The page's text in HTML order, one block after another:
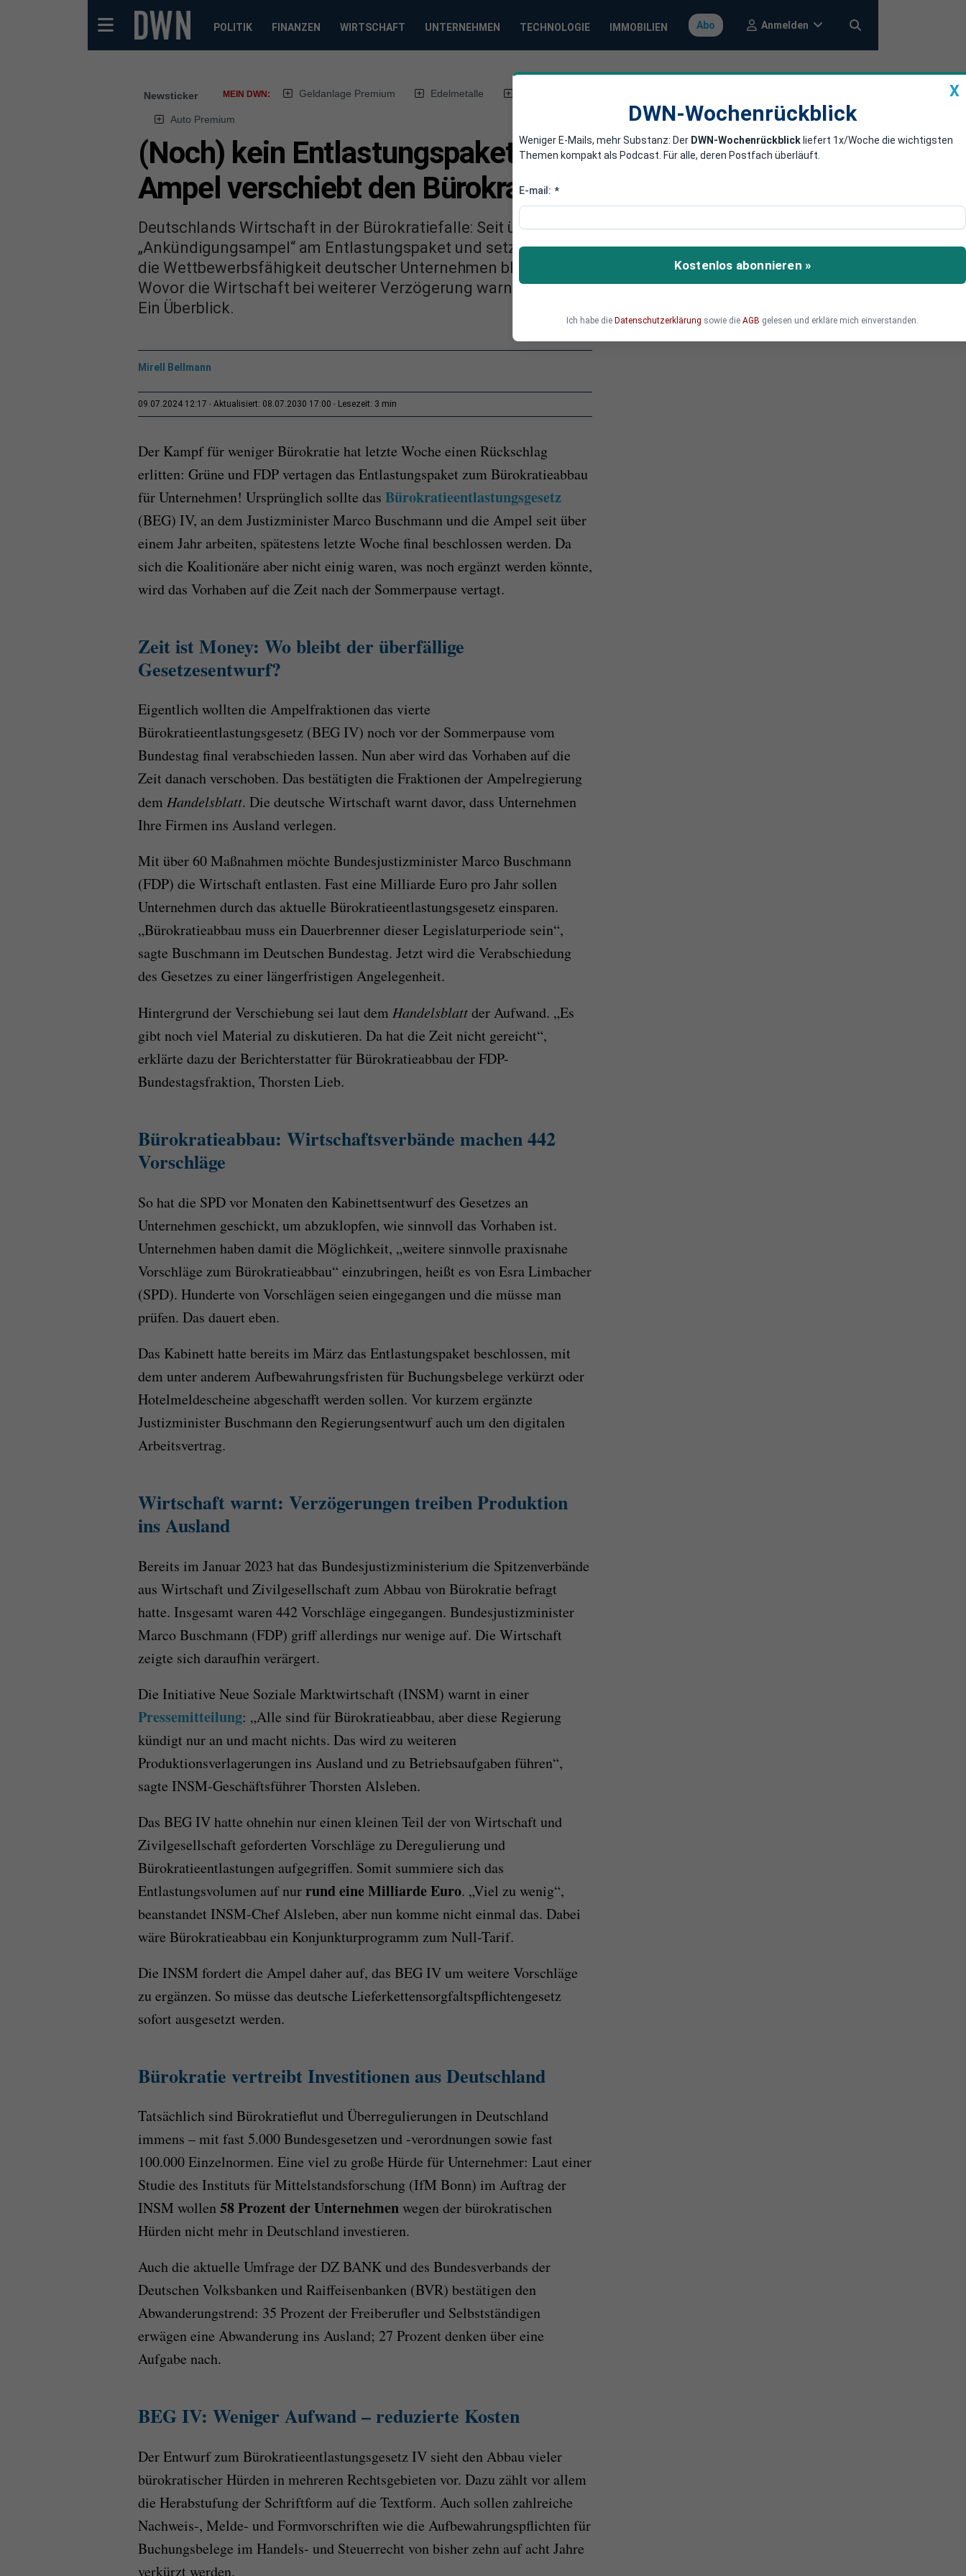
POLITIK FINANZEN WIRTSCHAFT UNTERNEHMEN TECHNOLOGIE IMMOBILIEN Abo Anmelden
Newsticker MEIN DWN: Geldanlage Premium Edelmetalle
Auto Premium
(Noch) kein Entlastungspaket für Unternehmer:
Ampel verschiebt den Bürokratieabbau!
Deutschlands Wirtschaft in der Bürokratiefalle: Seit über einem Jahr bastelt die
„Ankündigungsampel“ am Entlastungspaket und setzt nichts um! Während unnötig hohe Hürden
die Wettbewerbsfähigkeit deutscher Unternehmen blockieren und zu Abwanderungen führen.
Wovor die Wirtschaft bei weiterer Verzögerung warnt und um welche Erleichterungen es geht.
Ein Überblick.
Mirell Bellmann
09.07.2024 12:17 Aktualisiert: 08.07.2030 17:00 Lesezeit: 3 min
Der Kampf für weniger Bürokratie hat letzte Woche einen Rückschlag
erlitten: Grüne und FDP vertagen das Entlastungspaket zum Bürokratieabbau
für Unternehmen! Ursprünglich sollte das Bürokratieentlastungsgesetz
(BEG) IV, an dem Justizminister Marco Buschmann und die Ampel seit über
einem Jahr arbeiten, spätestens letzte Woche final beschlossen werden. Da
sich die Koalitionäre aber nicht einig waren, was noch ergänzt werden könnte,
wird das Vorhaben auf die Zeit nach der Sommerpause vertagt.
Zeit ist Money: Wo bleibt der überfällige
Gesetzesentwurf?
Eigentlich wollten die Ampelfraktionen das vierte
Bürokratieentlastungsgesetz (BEG IV) noch vor der Sommerpause vom
Bundestag final verabschieden lassen. Nun aber wird das Vorhaben auf die
Zeit danach verschoben. Das bestätigten die Fraktionen der Ampelregierung
dem Handelsblatt. Die deutsche Wirtschaft warnt davor, dass Unternehmen
Ihre Firmen ins Ausland verlegen.
Mit über 60 Maßnahmen möchte Bundesjustizminister Marco Buschmann
(FDP) die Wirtschaft entlasten. Fast eine Milliarde Euro pro Jahr sollen
Unternehmen durch das aktuelle Bürokratieentlastungsgesetz einsparen.
„Bürokratieabbau muss ein Dauerbrenner dieser Legislaturperiode sein“,
sagte Buschmann im Deutschen Bundestag. Jetzt wird die Verabschiedung
des Gesetzes zu einer längerfristigen Angelegenheit.
Hintergrund der Verschiebung sei laut dem Handelsblattder Aufwand. „Es
gibt noch viel Material zu diskutieren. Da hat die Zeit nicht gereicht“,
erklärte dazu der Berichterstatter für Bürokratieabbau der FDP-
Bundestagsfraktion, Thorsten Lieb.
Bürokratieabbau: Wirtschaftsverbände machen 442
Vorschläge
So hat die SPD vor Monaten den Kabinettsentwurf des Gesetzes an
Unternehmen geschickt, um abzuklopfen, wie sinnvoll das Vorhaben ist.
Unternehmen haben damit die Möglichkeit, „weitere sinnvolle praxisnahe
Vorschläge zum Bürokratieabbau“ einzubringen, heißt es von Esra Limbacher
(SPD). Hunderte von Vorschlägen seien eingegangen und die müsse man
prüfen. Das dauert eben.
Das Kabinett hatte bereits im März das Entlastungspaket beschlossen, mit
dem unter anderem Aufbewahrungsfristen für Buchungsbelege verkürzt oder
Hotelmeldescheine abgeschafft werden sollen. Vor kurzem ergänzte
Justizminister Buschmann den Regierungsentwurf auch um den digitalen
Arbeitsvertrag.
Wirtschaft warnt: Verzögerungen treiben Produktion
ins Ausland
Bereits im Januar 2023 hat das Bundesjustizministerium die Spitzenverbände
aus Wirtschaft und Zivilgesellschaft zum Abbau von Bürokratie befragt
hatte. Insgesamt waren 442 Vorschläge eingegangen. Bundesjustizminister
Marco Buschmann (FDP) griff allerdings nur wenige auf. Die Wirtschaft
zeigte sich daraufhin verärgert.
Die Initiative Neue Soziale Marktwirtschaft (INSM) warnt in einer
Pressemitteilung: „Alle sind für Bürokratieabbau, aber diese Regierung
kündigt nur an und macht nichts. Das wird zu weiteren
Produktionsverlagerungen ins Ausland und zu Betriebsaufgaben führen“,
sagte INSM-Geschäftsführer Thorsten Alsleben.
Das BEG IV hatte ohnehin nur einen kleinen Teil der von Wirtschaft und
Zivilgesellschaft geforderten Vorschläge zu Deregulierung und
Bürokratieentlastungen aufgegriffen. Somit summiere sich das
Entlastungsvolumen auf nurrund eine Milliarde Euro. „Viel zu wenig“,
beanstandet INSM-Chef Alsleben, aber nun komme nicht einmal das. Dabei
wäre Bürokratieabbau ein Konjunkturprogramm zum Null-Tarif.
Die INSM fordert die Ampel daher auf, das BEG IV um weitere Vorschläge
zu ergänzen. So müsse das deutsche Lieferkettensorgfaltspflichtengesetz
sofort ausgesetzt werden.
Bürokratie vertreibt Investitionen aus Deutschland
Tatsächlich sind Bürokratieflut und Überregulierungen in Deutschland
immens – mit fast 5.000 Bundesgesetzen und -verordnungen sowie fast
100.000 Einzelnormen. Eine viel zu große Hürde für Unternehmer: Laut einer
Studie des Instituts für Mittelstandsforschung (IfM Bonn) im Auftrag der
INSM wollen58 Prozent der Unternehmenwegen der bürokratischen
Hürden nicht mehr in Deutschland investieren.
Auch die aktuelle Umfrage der DZ BANK und des Bundesverbands der
Deutschen Volksbanken und Raiffeisenbanken (BVR) bestätigen den
Abwanderungstrend: 35 Prozent der Freiberufler und Selbstständigen
erwägen eine Abwanderung ins Ausland; 27 Prozent denken über eine
Aufgabe nach.
BEG IV: Weniger Aufwand – reduzierte Kosten
Der Entwurf zum Bürokratieentlastungsgesetz IV sieht den Abbau vieler
bürokratischer Hürden in mehreren Rechtsgebieten vor. Dazu zählt vor allem
die Herabstufung der Schriftform auf die Textform. Auch sollen zahlreiche
Nachweis-, Melde- und Formvorschriften wie die Aufbewahrungspflichten für
Buchungsbelege im Handels- und Steuerrecht von bisher zehn auf acht Jahre
verkürzt werden.
X
DWN-Wochenrückblick
Weniger E-Mails, mehr Substanz: Der DWN-Wochenrückblick liefert 1x/Woche die wichtigsten
Themen kompakt als Podcast. Für alle, deren Postfach überläuft.
E-mail: *
Kostenlos abonnieren »
Ich habe die Datenschutzerklärung sowie die AGB gelesen und erkläre mich einverstanden.